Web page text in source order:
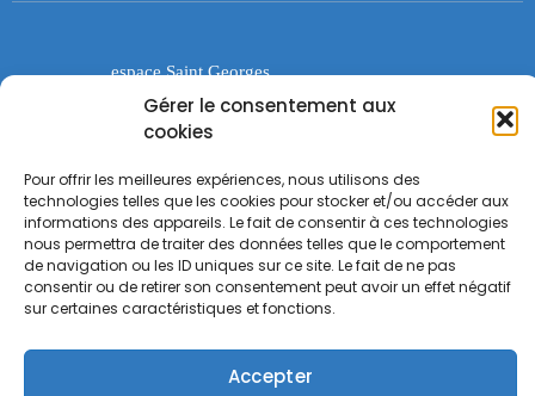
Gérer le consentement aux
cookies
Pour offrir les meilleures expériences, nous utilisons des
technologies telles que les cookies pour stocker et/ou accéder aux
informations des appareils. Le fait de consentir à ces technologies
nous permettra de traiter des données telles que le comportement
de navigation ou les ID uniques sur ce site. Le fait de ne pas
consentir ou de retirer son consentement peut avoir un effet négatif
sur certaines caractéristiques et fonctions.
Accepter
espace Saint Georges
47 avenue de la Forêt noire 67000
Strasbourg